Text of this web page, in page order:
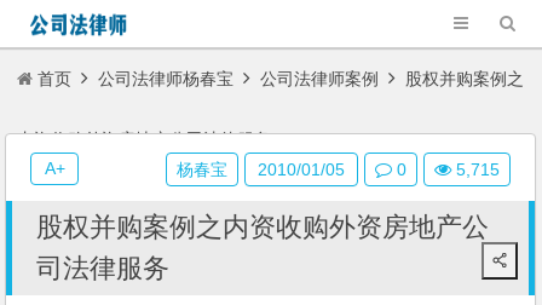
首页 公司法律师杨春宝 公司法律师案例 股权并购案例之
内资收购外资房地产公司法律服务
股权并购案例之内资收购外资房地产公
司法律服务
杨春宝 2010/01/05 0 5,715
A+